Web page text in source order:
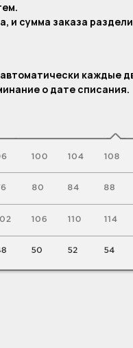
и сумма заказа
каждые
о дате списания.